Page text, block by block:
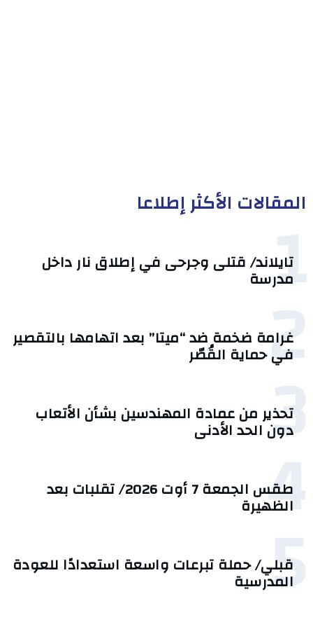
المقالات الأكثر إطلاعا
1
تايلاند/ قتلى وجرحى في إطلاق نار داخل
مدرسة
2
غرامة ضخمة ضد “ميتا” بعد اتهامها بالتقصير
في حماية القُصّر
3
تحذير من عمادة المهندسين بشأن الأتعاب
دون الحد الأدنى
4 طقس الجمعة 7 أوت 2026/ تقلبات بعد
الظهيرة
5
قبلي/ حملة تبرعات واسعة استعدادًا للعودة
المدرسية